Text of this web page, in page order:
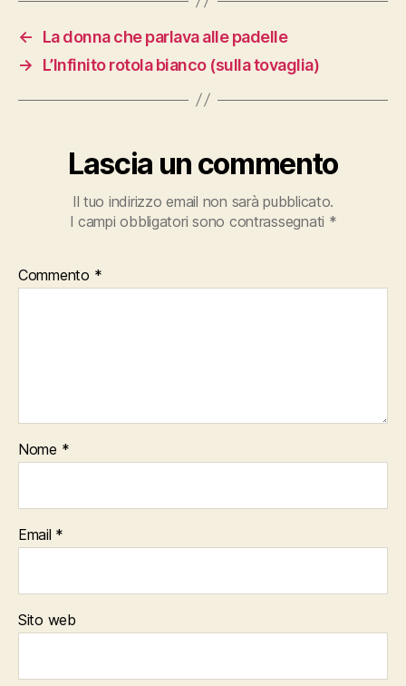
←
La donna che parlava alle padelle
→
L’Infinito rotola bianco (sulla tovaglia)
Lascia un commento
Il tuo indirizzo email non sarà pubblicato.
I campi obbligatori sono contrassegnati *
Commento *
Nome *
Email *
Sito web